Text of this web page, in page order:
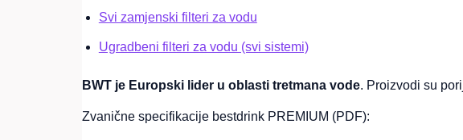
Svi zamjenski filteri za vodu
Ugradbeni filteri za vodu (svi sistemi)
BWT je Europski lider u oblasti tretmana vode. Proizvodi su
Zvanične specifikacije bestdrink PREMIUM (PDF):